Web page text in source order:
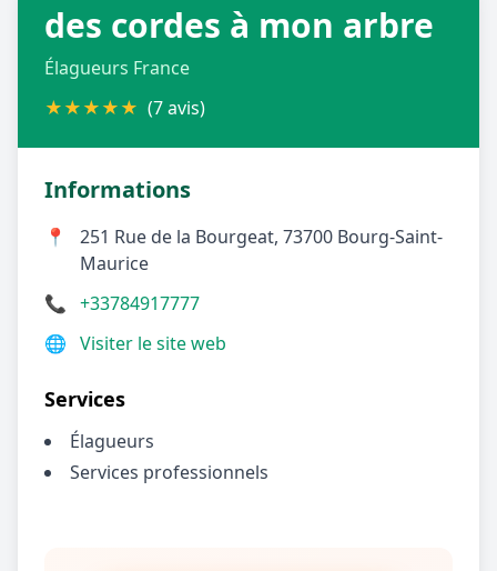
Retour à la liste des métiers
CGU -
des cordes à mon arbre
Élagueurs France
★★★★★ (7 avis)
Informations
📍
251 Rue de la Bourgeat, 73700 Bourg-Saint-
Maurice
📞 +33784917777
🌐 Visiter le site web
Services
Élagueurs
Services professionnels